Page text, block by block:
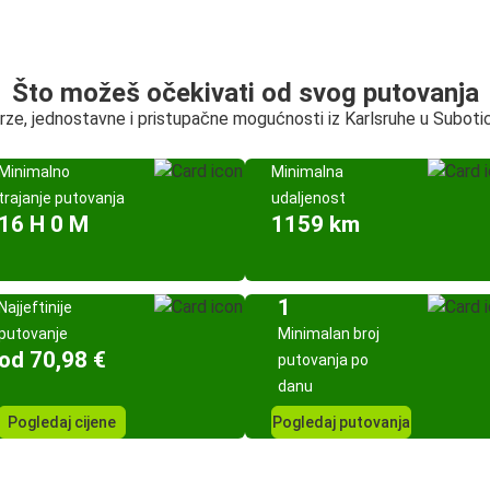
Što možeš očekivati od svog putovanja
jednostavne i pristupačne mogućnosti iz Karlsruhe u
putovanja
H 0 M
Minimalna
udaljenost
1159 km
70,98 €
Pogledaj cijene
1
Minimalan broj
putovanja po
danu
Pogledaj putovanja